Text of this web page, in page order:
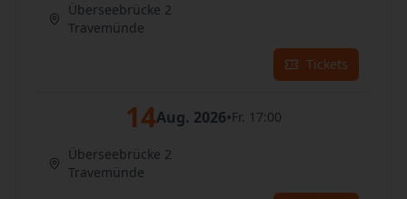
Überseebrücke 2
Travemünde
Tickets
14Aug. 2026•Fr. 17:00
Überseebrücke 2
Travemünde